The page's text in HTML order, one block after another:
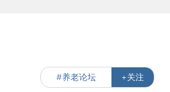
#养老论坛 +关注